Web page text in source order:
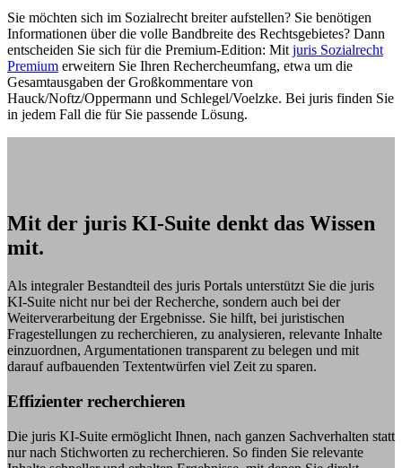
Sie möchten sich im Sozialrecht breiter aufstellen? Sie benötigen
Informationen über die volle Bandbreite des Rechtsgebietes? Dann
entscheiden Sie sich für die Premium-Edition: Mit juris Sozialrecht
Premium erweitern Sie Ihren Rechercheumfang, etwa um die
Gesamtausgaben der Großkommentare von
Hauck/Noftz/Oppermann und Schlegel/Voelzke. Bei juris finden Sie
in jedem Fall die für Sie passende Lösung.
Mit der juris KI-Suite denkt das Wissen
mit.
Als integraler Bestandteil des juris Portals unterstützt Sie die juris
KI-Suite nicht nur bei der Recherche, sondern auch bei der
Weiterverarbeitung der Ergebnisse. Sie hilft, bei juristischen
Fragestellungen zu recherchieren, zu analysieren, relevante Inhalte
einzuordnen, Argumentationen transparent zu belegen und mit
darauf aufbauenden Textentwürfen viel Zeit zu sparen.
Effizienter recherchieren
Die juris KI-Suite ermöglicht Ihnen, nach ganzen Sachverhalten statt
nur nach Stichworten zu recherchieren. So finden Sie relevante